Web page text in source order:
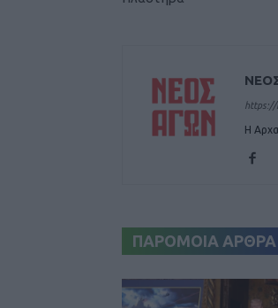
https://
Η
ΠΑΡΟΜΟΙΑ ΑΡΘΡΑ